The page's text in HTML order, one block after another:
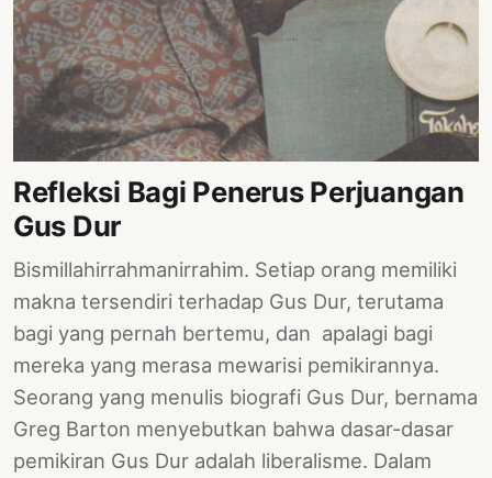
Refleksi Bagi Penerus Perjuangan
Gus Dur
Bismillahirrahmanirrahim. Setiap orang memiliki
makna tersendiri terhadap Gus Dur, terutama
bagi yang pernah bertemu, dan apalagi bagi
mereka yang merasa mewarisi pemikirannya.
Seorang yang menulis biografi Gus Dur, bernama
Greg Barton menyebutkan bahwa dasar-dasar
pemikiran Gus Dur adalah liberalisme. Dalam